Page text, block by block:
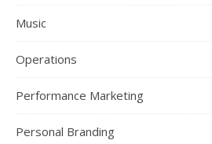
Music
Operations
Performance Marketing
Personal Branding